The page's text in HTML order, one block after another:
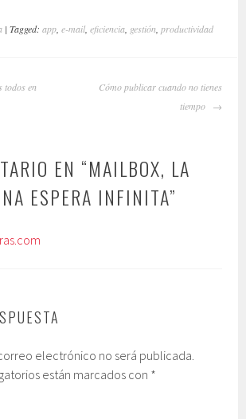
| Tagged:app ,e-mail ,eficiencia gestión ,productividad
todos en
Cómo publicar cuando no tienes
tiempo
EN “MAILBOX, LA
ESPERA INFINITA”
electrónico no será publicada.
están marcados con *